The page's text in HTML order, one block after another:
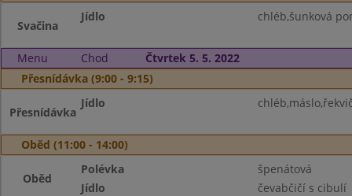
Svačina
Jídlo chléb,šunková
Menu Chod
Čtvrtek 5. 5. 2022
Přesnídávka (9:00 - 9:15)
Přesnídávka
Jídlo
Oběd (11:00 - 14:00)
Oběd
Polévka
špenátová
Jídlo
čevabčičí s cibulí